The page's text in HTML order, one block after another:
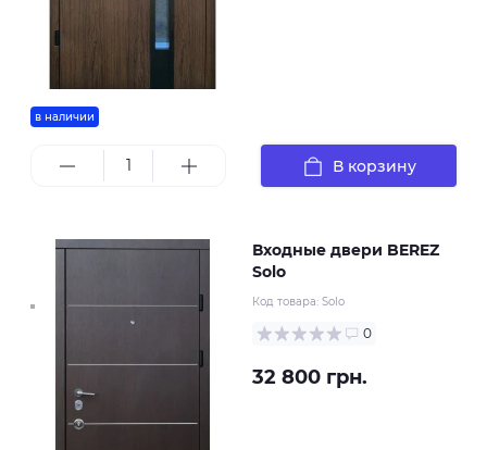
в наличии
В корзину
Входные двери BEREZ
Solo
Код товара: Solo
0
32 800 грн.